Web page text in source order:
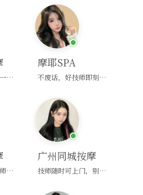
别拖延，放松只差一次点击！
摩耶SPA
不废话，好技师即刻上门，约！
不排队不等位，技师直奔你家！
广州同城按摩
技师随时可上门，别啰嗦，赶紧约！